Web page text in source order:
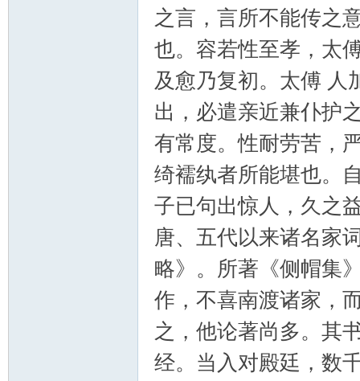
之言，言所不能传之
也。容若性至孝，太
及愈乃复初。太傅 人
出，必遣亲近兼仆护
有常度。性耐劳苦，
绮襦纨者所能堪也。
子已句出惊人，久之
唐、五代以来诸名家
略》。所著《侧帽集
作，不喜南渡诸家，
之，他论著尚多。其
经。当入对殿廷，数